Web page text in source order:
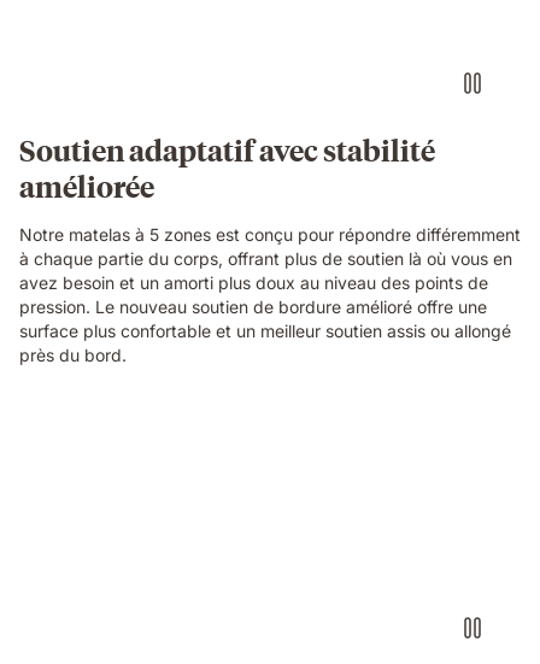
Original
mattress,
with
a
layers
view
showing
foam
and
Soutien adaptatif avec stabilité
améliorée
Notre matelas à 5 zones est conçu pour répondre différemment
à chaque partie du corps, offrant plus de soutien là où vous en
avez besoin et un amorti plus doux au niveau des points de
pression. Le nouveau soutien de bordure amélioré offre une
surface plus confortable et un meilleur soutien assis ou allongé
près du bord.